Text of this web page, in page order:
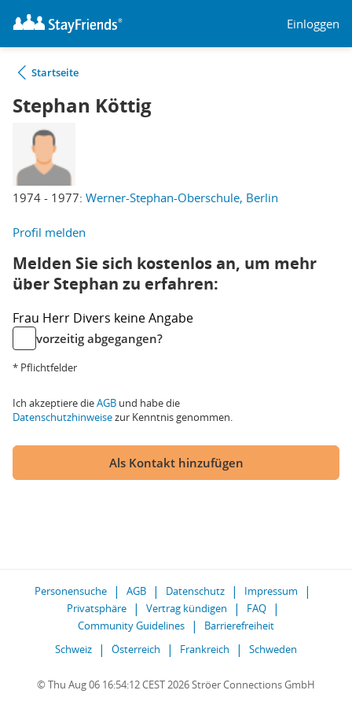
Einloggen
Startseite
Stephan Köttig
1974 - 1977: Werner-Stephan-Oberschule, Berlin
Profil melden
Melden Sie sich kostenlos an, um mehr
über Stephan zu erfahren:
Frau Herr Divers keine Angabe
vorzeitig abgegangen?
* Pflichtfelder
Ich akzeptiere dieAGB und habe die
Datenschutzhinweisezur Kenntnis genommen.
Als Kontakt hinzufügen
Personensuche AGB Datenschutz
Impressum
Privatsphäre
Vertrag kündigen
FAQ
Community Guidelines
Barrierefreiheit
Schweiz
Österreich Frankreich Schweden
© Thu Aug 06 16:54:12 CEST 2026 Ströer Connections GmbH